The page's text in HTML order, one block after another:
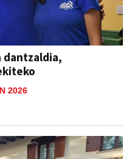
dantzaldia,
2026